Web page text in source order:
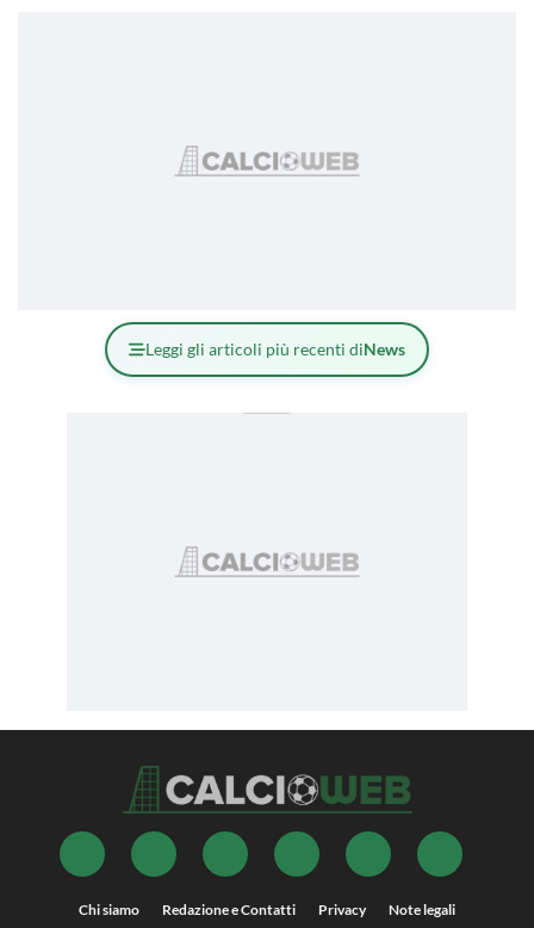
Leggi gli articoli più recenti diNews
Chi siamo Redazione e Contatti Privacy Note legali